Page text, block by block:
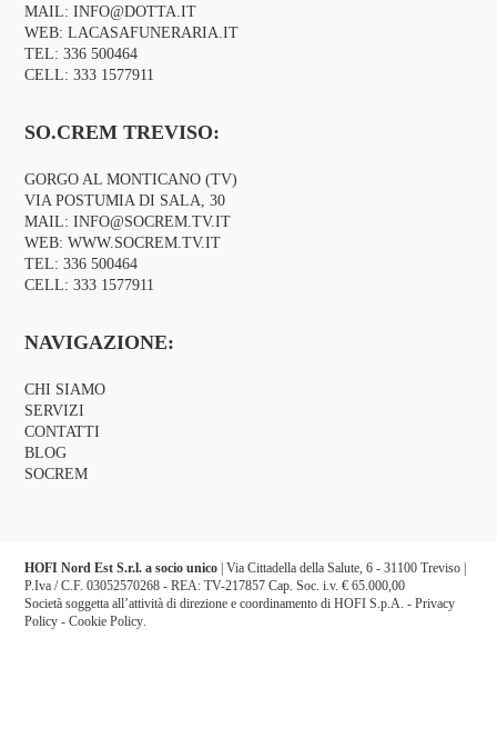
MAIL:INFO@DOTTA.IT
WEB:LACASAFUNERARIA.IT
TEL:336 500464
CELL:333 1577911
SO.CREM TREVISO:
GORGO AL MONTICANO (TV)
VIA POSTUMIA DI SALA, 30
MAIL:INFO@SOCREM.TV.IT
WEB:WWW.SOCREM.TV.IT
TEL:336 500464
CELL:333 1577911
NAVIGAZIONE:
CHI SIAMO
SERVIZI
CONTATTI
BLOG
SOCREM
HOFI Nord Est S.r.l. a socio unico | Via Cittadella della Salute, 6 - 31100 Treviso |
P.Iva / C.F. 03052570268 - REA: TV-217857 Cap. Soc. i.v. € 65.000,00
Società soggetta all’attività di direzione e coordinamento di HOFI S.p.A. -Privacy
Policy -Cookie Policy.